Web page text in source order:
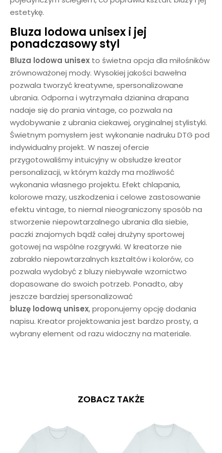
estetykę.
Bluza lodowa unisex i jej
ponadczasowy styl
Bluza lodowa unisex to świetna opcja dla miłośników
zrównoważonej mody. Wysokiej jakości bawełna
pozwala tworzyć kreatywne, spersonalizowane
ubrania. Odporna i wytrzymała dzianina drapana
nadaje się do prania vintage, co pozwala na
wydobywanie z ubrania ciekawej, oryginalnej stylistyki.
Świetnym pomysłem jest wykonanie nadruku DTG pod
indywidualny projekt. W naszej ofercie
przygotowaliśmy intuicyjny w obsłudze kreator
personalizacji, w którym każdy ma możliwość
wykonania własnego projektu. Efekt chlapania,
kolorowe mazy, uszkodzenia i celowe zastosowanie
efektu vintage, to niemal nieograniczony sposób na
stworzenie niepowtarzalnego ubrania dla siebie,
paczki znajomych bądź całej drużyny sportowej
gotowej na wspólne rozgrywki. W kreatorze nie
zabrakło niepowtarzalnych kształtów i kolorów, co
pozwala wydobyć z bluzy niebywałe wzornictwo
dopasowane do swoich potrzeb. Ponadto, aby
jeszcze bardziej spersonalizować
bluzę lodową unisex, proponujemy opcję dodania
napisu. Kreator projektowania jest bardzo prosty, a
wybrany element od razu widoczny na materiale.
ZOBACZ TAKŻE